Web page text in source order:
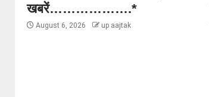
खबरें……………….*
August 6, 2026 up aajtak